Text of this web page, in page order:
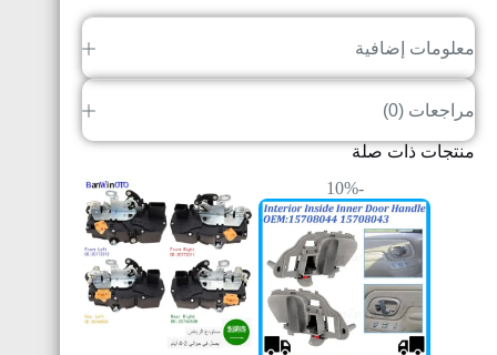
معلومات إضافية
مراجعات (0)
منتجات ذات صلة
-10%